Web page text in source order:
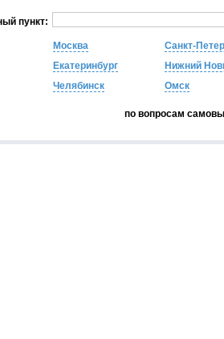
пункт:
Москва Санкт-
Екатеринбург
Нижний
Челябинск
Омск
по вопросам